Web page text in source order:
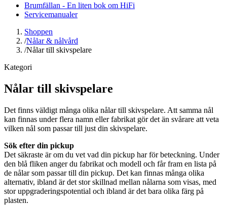
Brumfällan - En liten bok om HiFi
Servicemanualer
Shoppen
/Nålar & nålvård
/Nålar till skivspelare
Kategori
Nålar till skivspelare
Det finns väldigt många olika nålar till skivspelare. Att samma nål
kan finnas under flera namn eller fabrikat gör det än svårare att veta
vilken nål som passar till just din skivspelare.
Sök efter din pickup
Det säkraste är om du vet vad din pickup har för beteckning. Under
den blå fliken anger du fabrikat och modell och får fram en lista på
de nålar som passar till din pickup. Det kan finnas många olika
alternativ, ibland är det stor skillnad mellan nålarna som visas, med
stor uppgraderingspotential och ibland är det bara olika färg på
plasten.